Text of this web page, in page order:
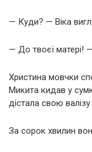
— Куди? — Віка
— До твоєї матері!
Христина мовчки
Микита кидав у
дістала свою
За сорок хвилин